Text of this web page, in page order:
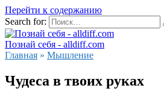
Перейти к содержанию
Search for:
Познай себя - alldiff.com
Главная » Мышление
Чудеса в твоих руках